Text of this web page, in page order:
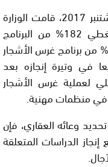
وبخصوص وزارة الفلاحة وإلى غاية آخر شتنبر 2017، قامت الوزارة
بتعبئة مبلغ 233 مليون درهم، مما يغطي 182% من البرنامج
الأصلي للمسالك الطرقية القروية و102% من برنامج غرس الأشجار
في وتيرة إنجازه بعد
لعملية غرس الأشجار
في منظمات مهنية.
وعائه العقاري، فإن
الدراسات المتعلقة